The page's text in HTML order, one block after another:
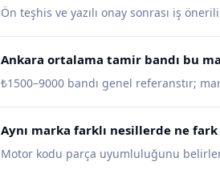
Ön teşhis ve yazılı onay sonrası iş
Ankara ortalama tamir bandı bu
₺1500–9000 bandı genel referanstır;
Aynı marka farklı nesillerde ne fark
Motor kodu parça uyumluluğunu